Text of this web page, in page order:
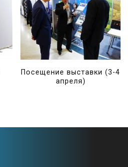
Посещение выставки (3-4
апреля)